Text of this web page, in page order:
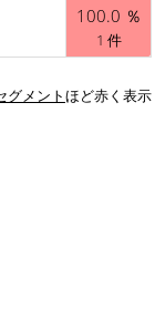
100.0 ％
1 件
グメントほど赤く表示